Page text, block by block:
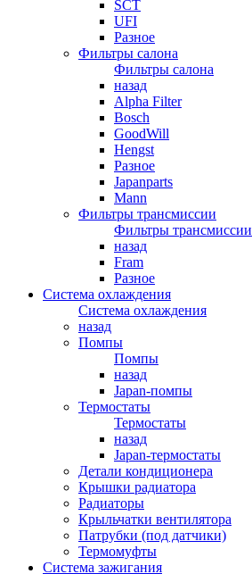
SCT
UFI
Разное
Фильтры салона
Фильтры салона
назад
Alpha Filter
Bosch
GoodWill
Hengst
Разное
Japanparts
Mann
Фильтры трансмиссии
Фильтры трансмиссии
назад
Fram
Разное
Система охлаждения
Система охлаждения
назад
Помпы
Помпы
назад
Japan-помпы
Термостаты
Термостаты
назад
Japan-термостаты
Детали кондиционера
Крышки радиатора
Радиаторы
Крыльчатки вентилятора
Патрубки (под датчики)
Термомуфты
Система зажигания